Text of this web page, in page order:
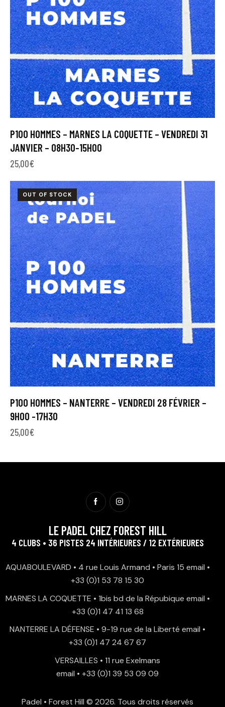
P100 HOMMES – MARNES LA COQUETTE – VENDREDI 31
JANVIER – 08H30-15H00
25,00€
OUT OF STOCK
P100 HOMMES – NANTERRE – VENDREDI 28 FÉVRIER –
9H00 -17H30
25,00€
LE PADEL CHEZ FOREST HILL
4 CLUBS • 36 PISTES 24 INTÉRIEURES / 12 EXTÉRIEURES
AQUABOULEVARD • 4 rue Louis Armand • Paris 15 email •
+33 (0)1 53 78 15 30
MARNES LA COQUETTE • 1bis bd de la Répubique email •
+33 (0)1 47 41 13 68
NANTERRE LA DÉFENSE • 9-19 rue de la Liberté email •
+33 (0)1 47 24 67 67
VERSAILLES • 11 rue Exelmans
email • +33 (0)1 39 53 09 09
Padel • Forest Hill © 2026. Tous droits réservés